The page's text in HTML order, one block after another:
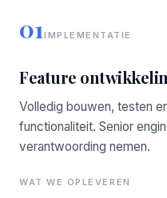
01IMPLEMENTATIE
Feature
Volledig bouwen, testen
functionaliteit. Senior
verantwoording nemen.
WAT WE OPLEVEREN